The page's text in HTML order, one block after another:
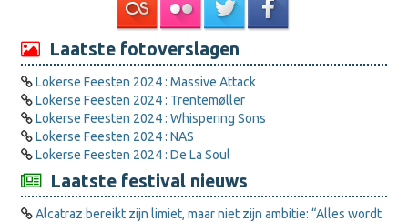
Laatste fotoverslagen
Lokerse Feesten 2024 : Massive Attack
Lokerse Feesten 2024 : Trentemøller
Lokerse Feesten 2024 : Whispering Sons
Lokerse Feesten 2024 : NAS
Lokerse Feesten 2024 : De La Soul
Laatste festival nieuws
Alcatraz bereikt zijn limiet, maar niet zijn ambitie: “Alles wordt